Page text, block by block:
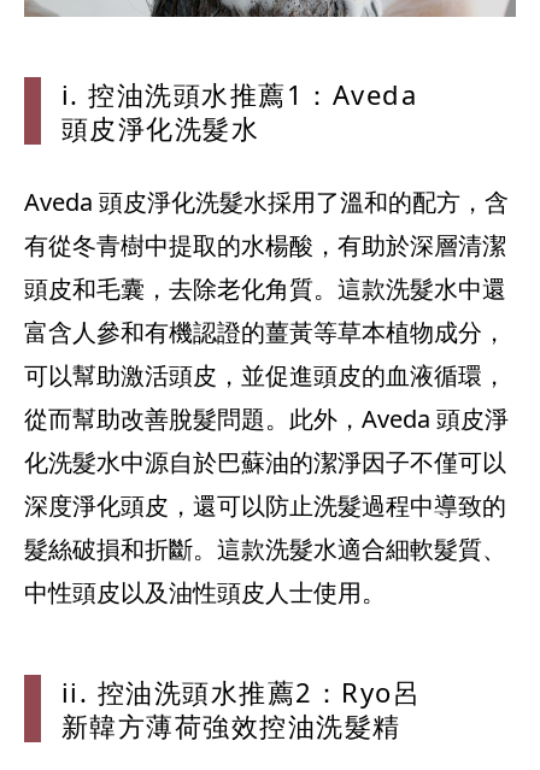
i. 控油洗頭水推薦1： Aveda
頭皮淨化洗髮水
Aveda 頭皮淨化洗髮水採用了溫和的配方，含
有從冬青樹中提取的水楊酸，有助於深層清潔
頭皮和毛囊，去除老化角質。這款洗髮水中還
富含人參和有機認證的薑黃等草本植物成分，
可以幫助激活頭皮，並促進頭皮的血液循環，
從而幫助改善脫髮問題。此外，Aveda 頭皮淨
化洗髮水中源自於巴蘇油的潔淨因子不僅可以
深度淨化頭皮，還可以防止洗髮過程中導致的
髮絲破損和折斷。這款洗髮水適合細軟髮質、
中性頭皮以及油性頭皮人士使用。
ii. 控油洗頭水推薦2：Ryo呂
新韓方薄荷強效控油洗髮精